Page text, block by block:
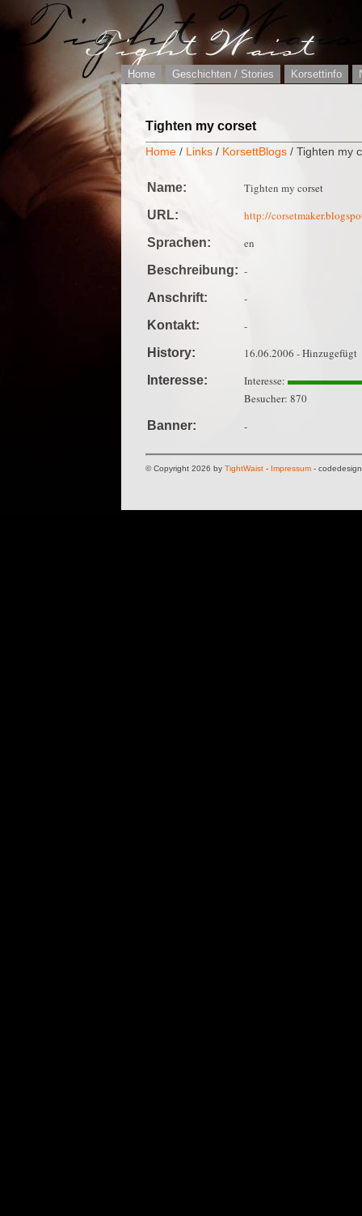
Home Geschichten / Stories Korsettinfo
Tighten my corset
Home / Links / KorsettBlogs / Tighten my
Name: Tighten my corset
URL: http://
Sprachen: en
Beschreibung: -
Anschrift: -
Kontakt: -
History: 16.06.2006 - Hinzugefügt
Interesse:
Interesse:
Besucher: 870
Banner: -
© Copyright 2026 by TightWaist - Impressum -